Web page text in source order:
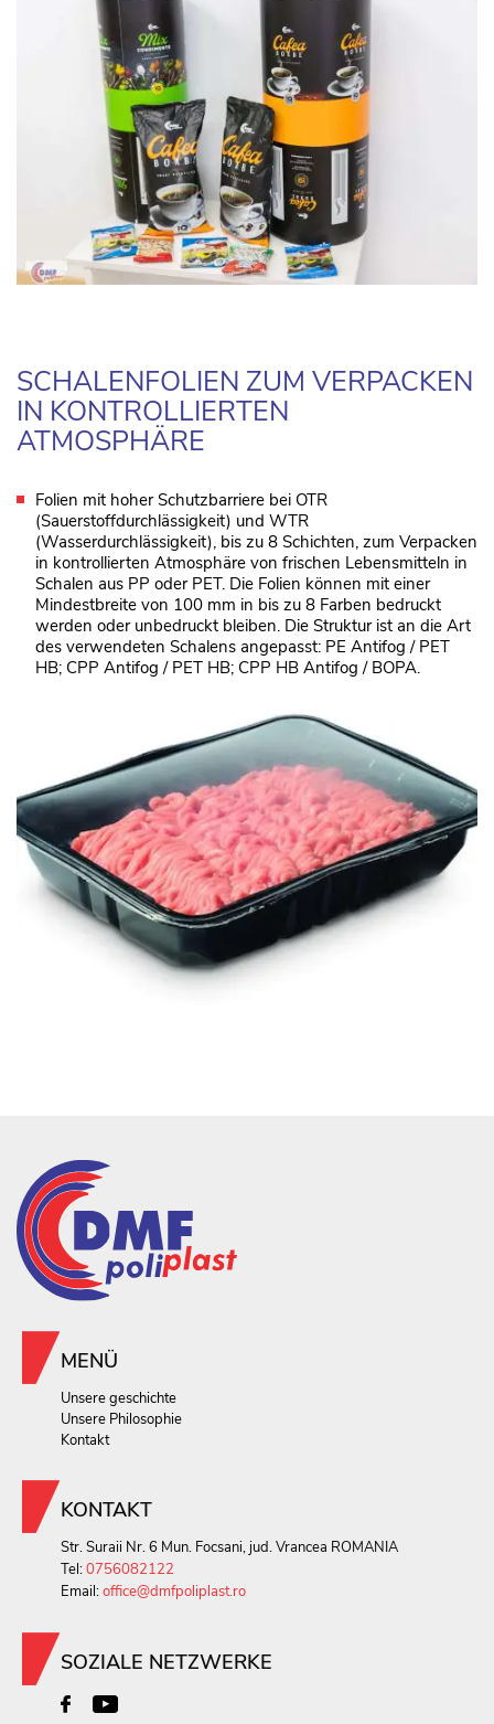
SCHALENFOLIEN ZUM VERPACKEN
IN KONTROLLIERTEN
ATMOSPHÄRE
Folien mit hoher Schutzbarriere bei OTR
(Sauerstoffdurchlässigkeit) und WTR
(Wasserdurchlässigkeit), bis zu 8 Schichten, zum Verpacken
in kontrollierten Atmosphäre von frischen Lebensmitteln in
Schalen aus PP oder PET. Die Folien können mit einer
Mindestbreite von 100 mm in bis zu 8 Farben bedruckt
werden oder unbedruckt bleiben. Die Struktur ist an die Art
des verwendeten Schalens angepasst: PE Antifog / PET
HB; CPP Antifog / PET HB; CPP HB Antifog / BOPA.
MENÜ
Unsere geschichte
Unsere Philosophie
Kontakt
KONTAKT
Str. Suraii Nr. 6 Mun. Focsani, jud. Vrancea ROMANIA
Tel:0756082122
Email:office@dmfpoliplast.ro
SOZIALE NETZWERKE